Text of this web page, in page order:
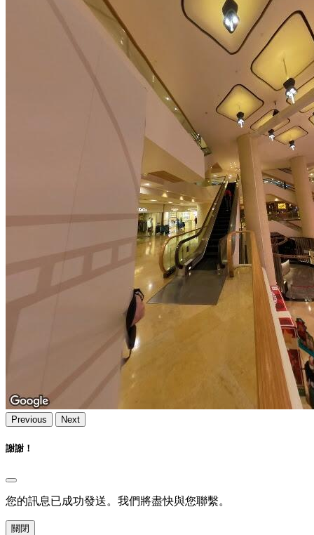
Previous Next
謝謝！
您的訊息已成功發送。我們將盡快與您聯繫。
關閉